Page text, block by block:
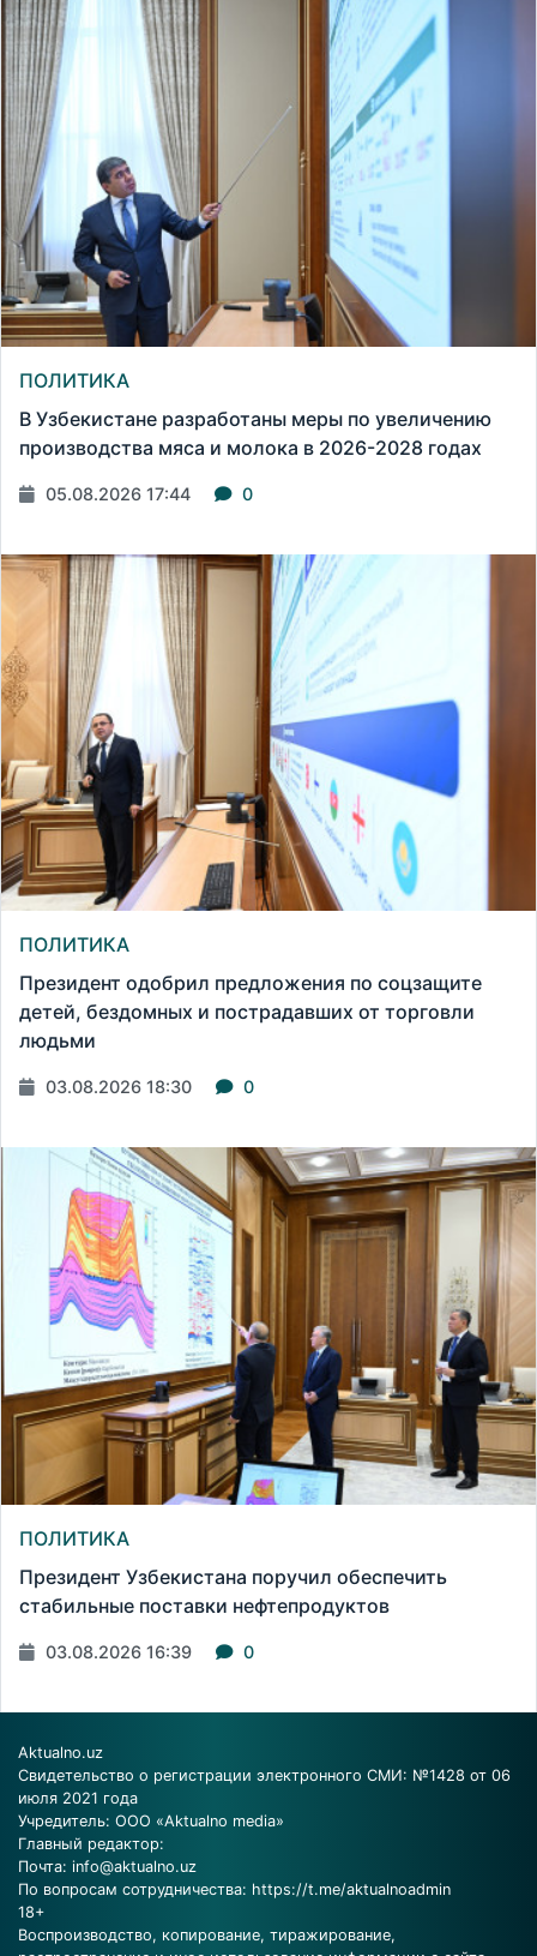
ПОЛИТИКА
В Узбекистане разработаны меры по увеличению
производства мяса и молока в 2026-2028 годах
05.08.2026 17:44 0
ПОЛИТИКА
Президент одобрил предложения по соцзащите
детей, бездомных и пострадавших от торговли
людьми
03.08.2026 18:30 0
ПОЛИТИКА
Президент Узбекистана поручил обеспечить
стабильные поставки нефтепродуктов
03.08.2026 16:39 0
Aktualno.uz
Свидетельство о регистрации электронного СМИ: №1428 от 06
июля 2021 года
Учредитель: ООО «Aktualno media»
Главный редактор:
Почта: info@aktualno.uz
По вопросам сотрудничества: https://t.me/aktualnoadmin
18+
Воспроизводство, копирование, тиражирование,